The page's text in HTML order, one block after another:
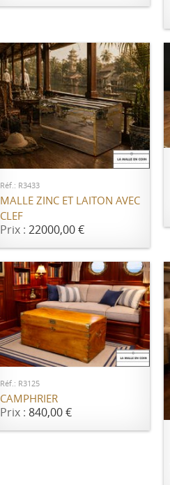
AJOUTER AU PANIER
Réf.: R3433
MALLE ZINC ET LAITON AVEC
CLEF
Prix : 22000,00 €
AJOUTER AU PANIER
Réf.: R3125
CAMPHRIER
Prix : 840,00 €